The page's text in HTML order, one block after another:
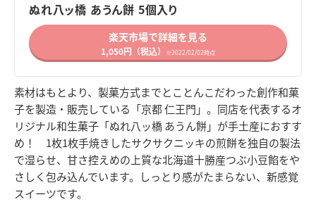
ぬれ八ッ橋 あうん餅 5個入り
楽天市場で詳細を見る
1,050円（税込） ※2022/02/02時点
素材はもとより、製菓方式までとことんこだわった創作和菓
子を製造・販売している「京都 仁王門」。同店を代表するオ
リジナル和生菓子「ぬれ八ッ橋 あうん餅」が手土産におすす
め！ 1枚1枚手焼きしたサクサクニッキの煎餅を独自の製法
で湿らせ、甘さ控えめの上質な北海道十勝産つぶ小豆餡をや
さしく包み込んでいます。しっとり感がたまらない、新感覚
スイーツです。